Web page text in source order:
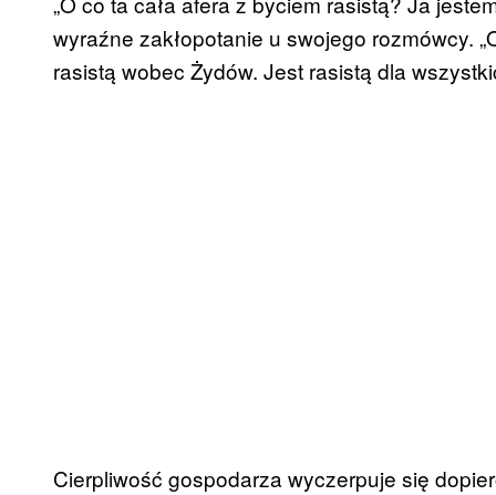
wyraźne zakłopotanie u swojego rozmówcy.
rasistą wobec Żydów. Jest rasistą dla
Cierpliwość gospodarza wyczerpuje się